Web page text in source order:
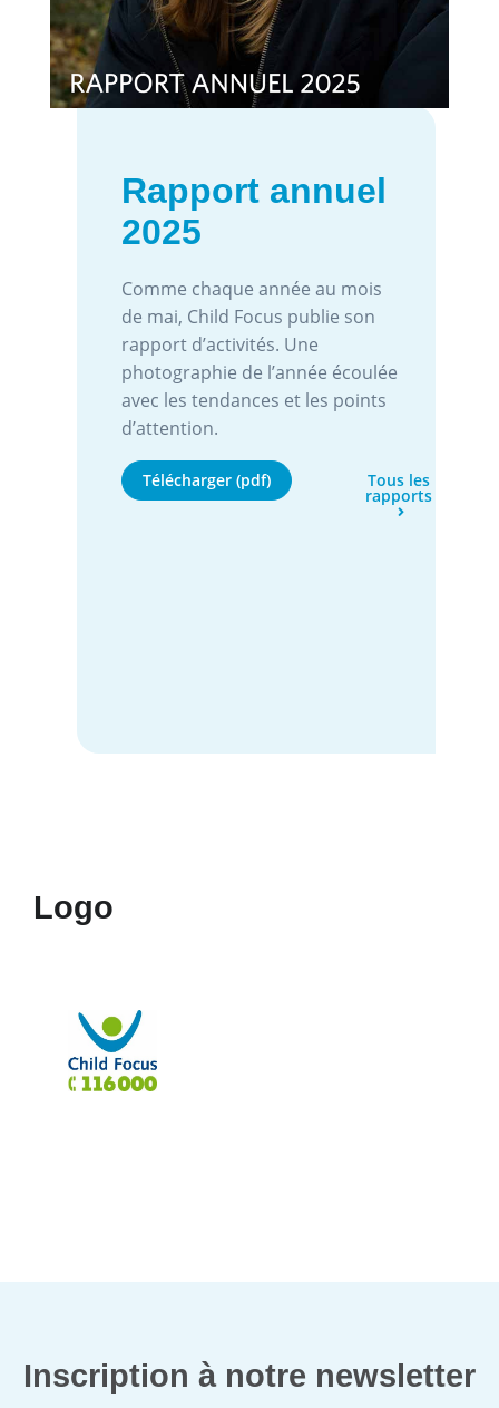
Rapport annuel
2025
Comme chaque année au mois
de mai, Child Focus publie son
rapport d’activités. Une
photographie de l’année écoulée
avec les tendances et les points
d’attention.
Télécharger (pdf) Tous les
rapports
Logo
Inscription à notre newsletter